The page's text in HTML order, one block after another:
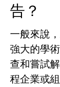
告？
一般來說
強大的學
查和嘗試
程企業或